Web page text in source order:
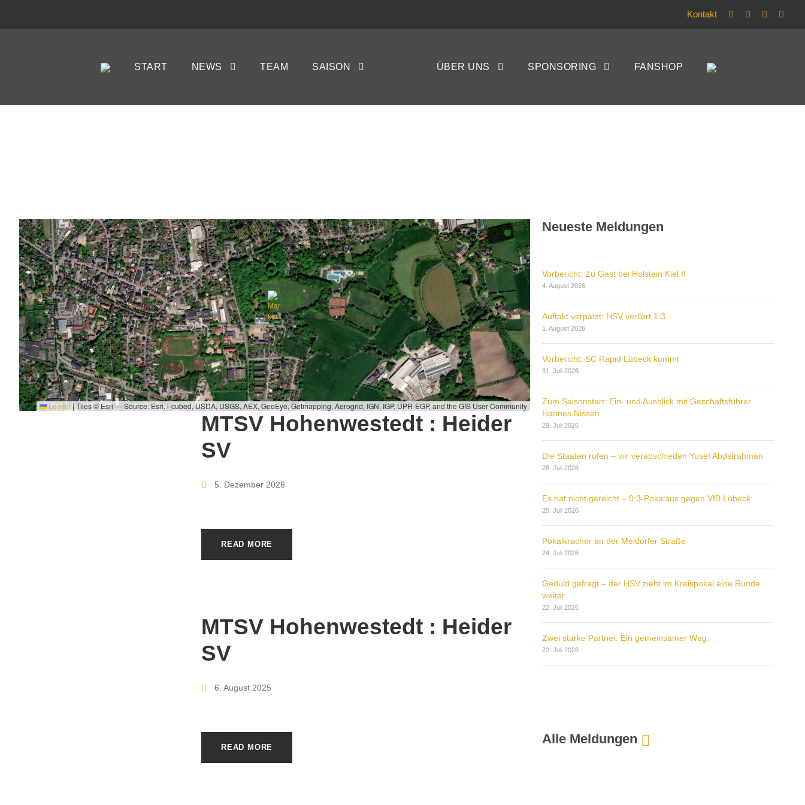
Kontakt
START NEWS TEAM SAISON ÜBER UNS SPONSORING FANSHOP
MTSV HOHENWESTEDT : HEIDER SV
Leaflet|Tiles © Esri — Source: Esri, i-cubed, USDA, USGS, AEX, GeoEye, Getmapping, Aerogrid, IGN, IGP, UPR-EGP, and the GIS User Community
MTSV Hohenwestedt : Heider
SV
5. Dezember 2026
READ MORE
MTSV Hohenwestedt : Heider
SV
6. August 2025
READ MORE
Neueste Meldungen
Vorbericht: Zu Gast bei Holstein Kiel II
4. August 2026
Auftakt verpatzt: HSV verliert 1:3
1. August 2026
Vorbericht: SC Rapid Lübeck kommt
31. Juli 2026
Zum Saisonstart: Ein- und Ausblick mit Geschäftsführer
Hannes Nissen
29. Juli 2026
Die Staaten rufen – wir verabschieden Yusef Abdelrahman
28. Juli 2026
Es hat nicht gereicht – 0:3-Pokalaus gegen VfB Lübeck
25. Juli 2026
Pokalkracher an der Meldorfer Straße
24. Juli 2026
Geduld gefragt – der HSV zieht im Kreispokal eine Runde
weiter
22. Juli 2026
Zwei starke Partner. Ein gemeinsamer Weg.
22. Juli 2026
Alle Meldungen